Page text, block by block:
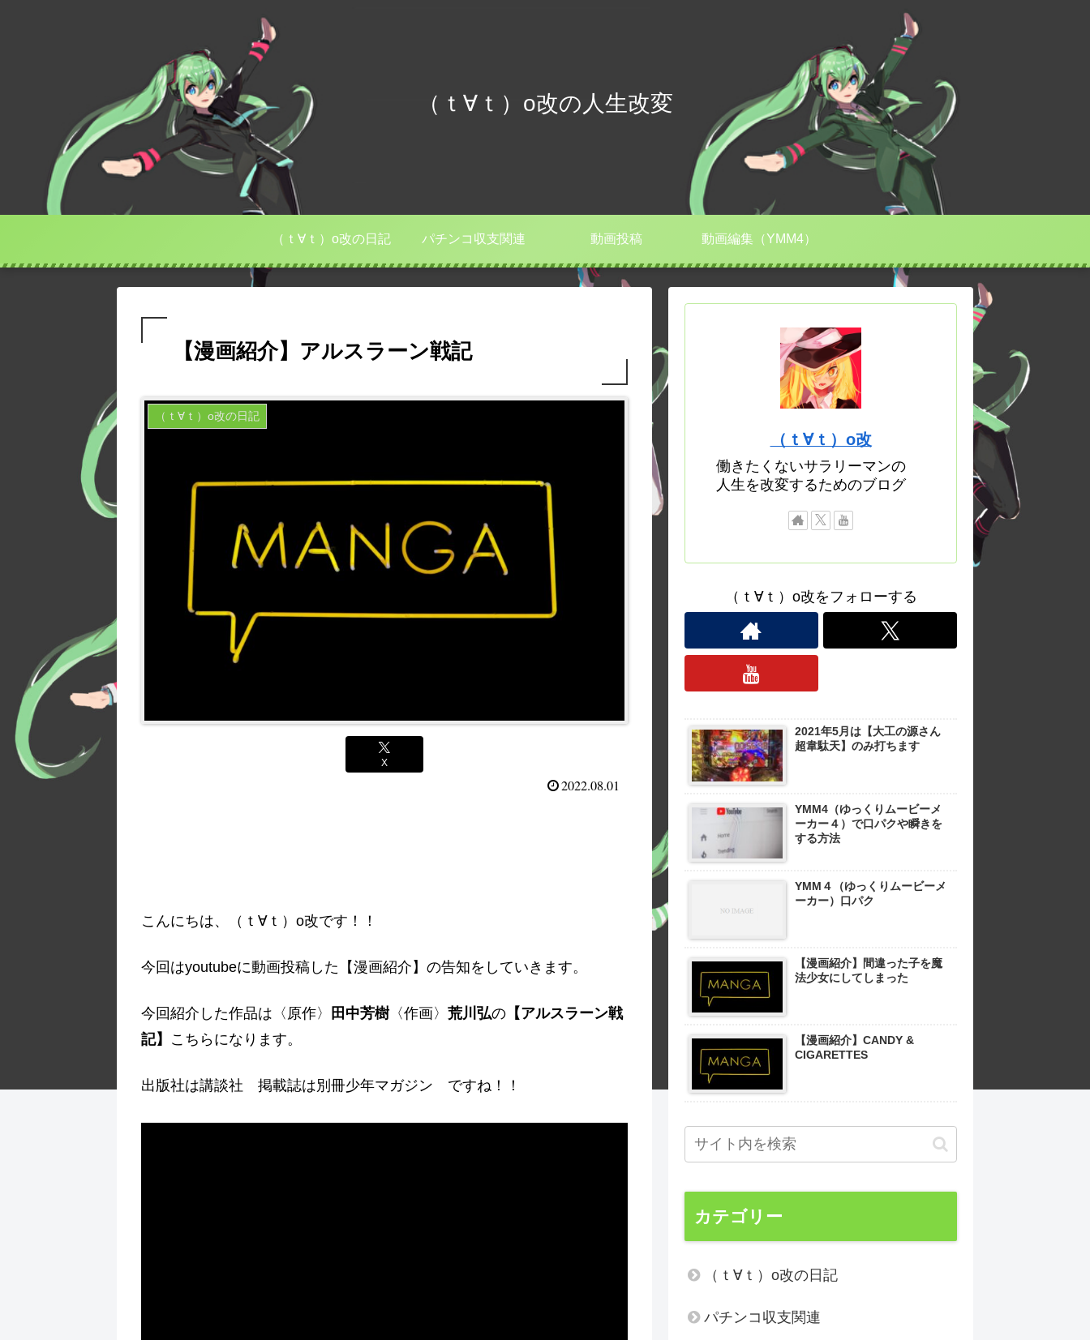
（ｔ∀ｔ）o改の人生改変
（ｔ∀ｔ）o改の日記 パチンコ収支関連 動画投稿 動画編集（YMM4）
【漫画紹介】アルスラーン戦記
（ｔ∀ｔ）o改の日記
X
2022.08.01
こんにちは、（ｔ∀ｔ）o改です！！
今回はyoutubeに動画投稿した【漫画紹介】の告知をしていきます。
今回紹介した作品は〈原作〉 田中芳樹〈作画〉 荒川弘の 【アルスラーン戦
記】 こちらになります。
出版社は講談社 掲載誌は別冊少年マガジン ですね！！
（ｔ∀ｔ）o改
働きたくないサラリーマンの
人生を改変するためのブログ
（ｔ∀ｔ）o改をフォローする
2021年5月は【大工の源さん
超韋駄天】のみ打ちます
YMM4（ゆっくりムービーメ
ーカー４）で口パクや瞬きを
する方法
YMM４（ゆっくりムービーメ
ーカー）口パク
【漫画紹介】間違った子を魔
法少女にしてしまった
【漫画紹介】CANDY &
CIGARETTES
カテゴリー
（ｔ∀ｔ）o改の日記
パチンコ収支関連